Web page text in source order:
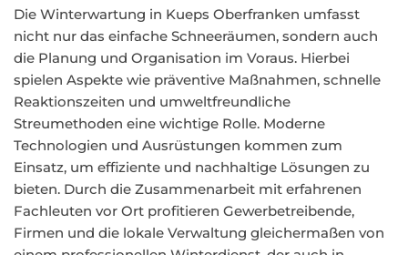
Die Winterwartung in Kueps Oberfranken umfasst
nicht nur das einfache Schneeräumen, sondern auch
die Planung und Organisation im Voraus. Hierbei
spielen Aspekte wie präventive Maßnahmen, schnelle
Reaktionszeiten und umweltfreundliche
Streumethoden eine wichtige Rolle. Moderne
Technologien und Ausrüstungen kommen zum
Einsatz, um effiziente und nachhaltige Lösungen zu
bieten. Durch die Zusammenarbeit mit erfahrenen
Fachleuten vor Ort profitieren Gewerbetreibende,
Firmen und die lokale Verwaltung gleichermaßen von